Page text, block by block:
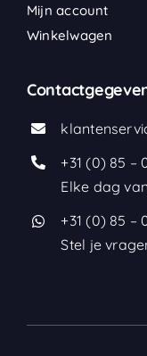
Mijn account
Winkelwagen
+31 (0) 85 –
Elke dag
+31 (0) 85 –
Stel je